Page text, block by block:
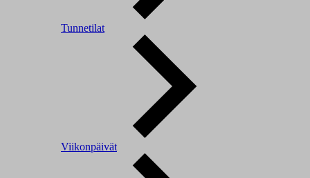
Tunnetilat
Viikonpäivät